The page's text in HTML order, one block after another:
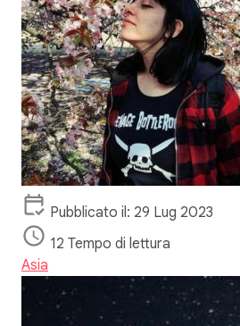
Pubblicato il: 29 Lug 2023
12 Tempo di lettura
Asia